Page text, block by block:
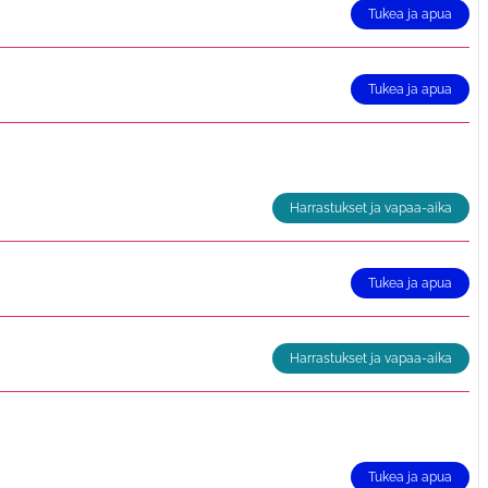
Tukea ja apua
Tukea ja apua
Harrastukset ja vapaa-aika
Tukea ja apua
Harrastukset ja vapaa-aika
Tukea ja apua